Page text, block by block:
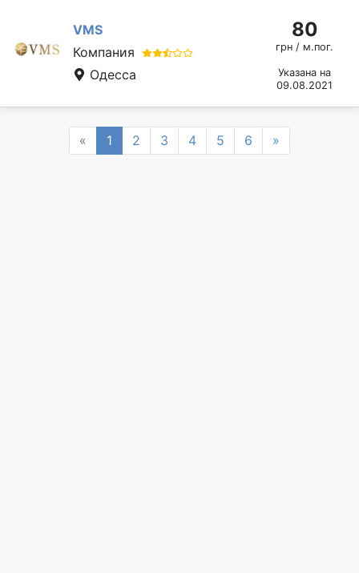
VMS
Компания
Одесса
80
грн / м.пог.
Указана на
09.08.2021
« Previous
1 2 3 4 5 6 »